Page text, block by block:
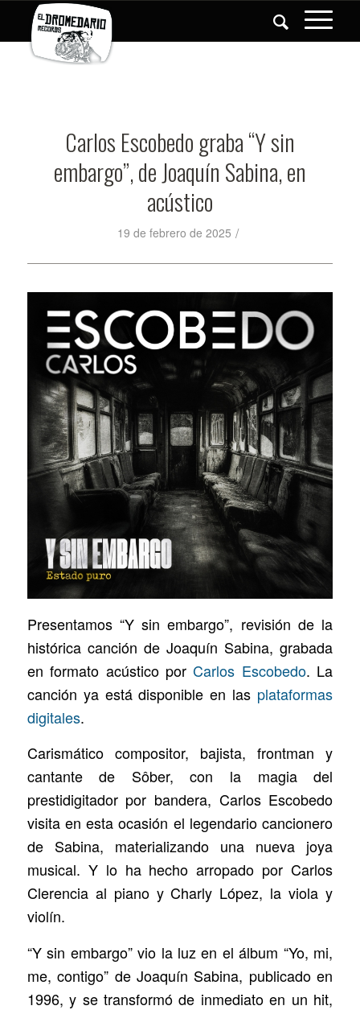
Carlos Escobedo graba “Y sin
embargo”, de Joaquín Sabina, en
acústico
19 de febrero de 2025 /
Presentamos “Y sin embargo”, revisión de la
histórica canción de Joaquín Sabina, grabada
en formato acústico porCarlos Escobedo. La
canción ya está disponible en las plataformas
digitales.
Carismático compositor, bajista, frontman y
cantante de Sôber, con la magia del
prestidigitador por bandera, Carlos Escobedo
visita en esta ocasión el legendario cancionero
de Sabina, materializando una nueva joya
musical. Y lo ha hecho arropado por Carlos
Clerencia al piano y Charly López, la viola y
violín.
“Y sin embargo” vio la luz en el álbum “Yo, mi,
me, contigo” de Joaquín Sabina, publicado en
1996, y se transformó de inmediato en un hit,